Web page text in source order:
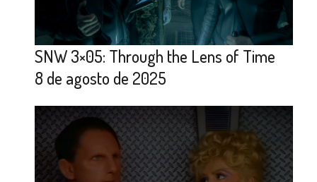
SNW 3×05: Through the Lens of Time
8 de agosto de 2025